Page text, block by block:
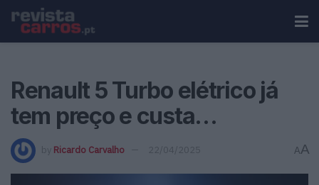
Renault 5 Turbo elétrico já
tem preço e custa…
by Ricardo Carvalho 22/04/2025 AA